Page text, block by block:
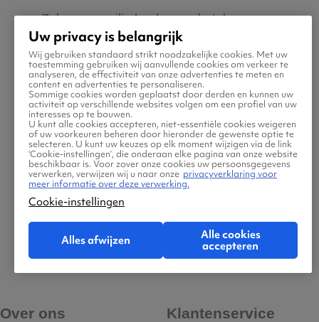
Zeker van veilig boeken en betalen
Boek ook direct een hotel of huurauto via
Vliegtickets.be
Gratis tips, reisadvies en speciale
aanbiedingen voor vliegtickets naar Karup
Jouw zoektocht naar vliegtickets moet
makkelijk én leuk zijn. Daarom helpen wij jou
maar al te graag met de reis naar Karup! Ben
jij klaar om jouw tickets te zoeken en boeken?
Over ons Klantenservice
Uw privacy is belangrijk
Wij gebruiken standaard strikt noodzakelijke cookies. Met uw
toestemming gebruiken wij aanvullende cookies om verkeer te
analyseren, de effectiviteit van onze advertenties te meten en
content en advertenties te personaliseren.
Sommige cookies worden geplaatst door derden en kunnen uw
activiteit op verschillende websites volgen om een profiel van uw
interesses op te bouwen.
U kunt alle cookies accepteren, niet-essentiële cookies weigeren
of uw voorkeuren beheren door hieronder de gewenste optie te
selecteren. U kunt uw keuzes op elk moment wijzigen via de link
‘Cookie-instellingen’, die onderaan elke pagina van onze website
beschikbaar is. Voor zover onze cookies uw persoonsgegevens
verwerken, verwijzen wij u naar onze privacyverklaring voor
meer informatie over deze verwerking.
Cookie-instellingen
Alles afwijzen
Alle cookies
accepteren